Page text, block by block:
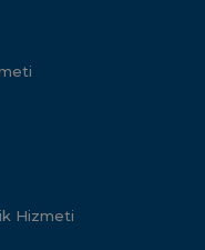
Hizmeti